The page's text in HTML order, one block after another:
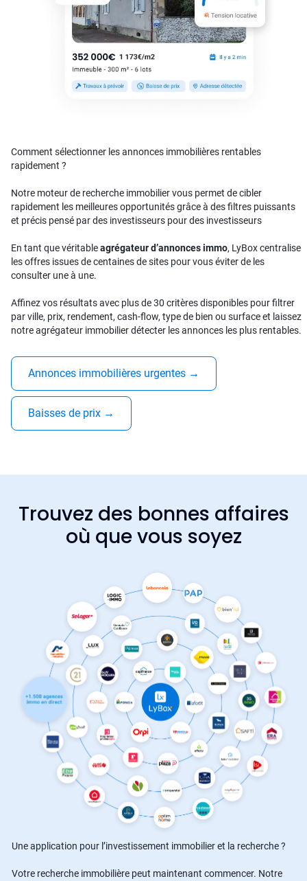
Comment sélectionner les annonces immobilières rentables
rapidement ?
Notre moteur de recherche immobilier vous permet de cibler
rapidement les meilleures opportunités grâce à des filtres puissants
et précis pensé par des investisseurs pour des investisseurs
En tant que véritableagrégateur d’annonces immo, LyBox centralise
les offres issues de centaines de sites pour vous éviter de les
consulter une à une.
Affinez vos résultats avec plus de 30 critères disponibles pour filtrer
par ville, prix, rendement, cash-flow, type de bien ou surface et laissez
notre agrégateur immobilier détecter les annonces les plus rentables.
Annonces immobilières urgentes →
Baisses de prix →
Trouvez des bonnes affaires
où que vous soyez
Une application pour l’investissement immobilier et la recherche ?
Votre recherche immobilière peut maintenant commencer. Notre